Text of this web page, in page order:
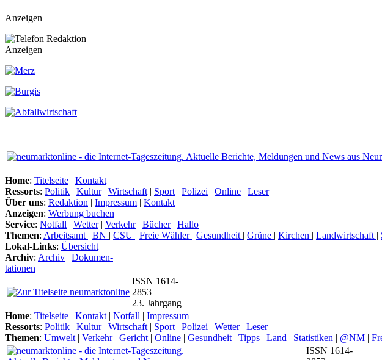
Anzeigen
Anzeigen
Home: Titelseite | Kontakt
Ressorts: Politik | Kultur| Wirtschaft | Sport | Polizei | Online | Leser
Über uns: Redaktion | Impressum | Kontakt
Anzeigen: Werbung buchen
Service: Notfall | Wetter| Verkehr| Bücher| Hallo
Themen: Arbeitsamt | BN | CSU | Freie Wähler | Gesundheit | Grüne | Kirchen | Landwirtschaft |
Lokal-Links: Übersicht
Archiv: Archiv | Dokumen-
tationen
ISSN 1614-
2853
23. Jahrgang
Home: Titelseite | Kontakt | Notfall | Impressum
Ressorts: Politik | Kultur| Wirtschaft | Sport | Polizei | Wetter| Leser
Themen: Umwelt | Verkehr| Gericht | Online | Gesundheit | Tipps | Land | Statistiken | @NM |
ISSN 1614-